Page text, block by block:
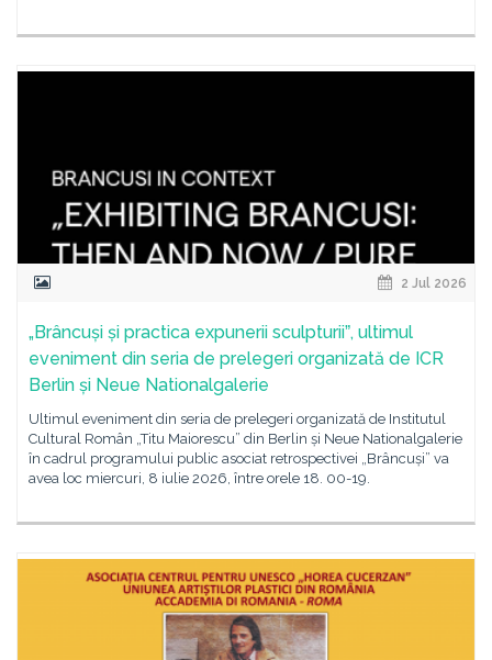
2 Jul 2026
„Brâncuși și practica expunerii sculpturiiˮ, ultimul
eveniment din seria de prelegeri organizată de ICR
Berlin și Neue Nationalgalerie
Ultimul eveniment din seria de prelegeri organizată de Institutul
Cultural Român „Titu Maiorescu” din Berlin și Neue Nationalgalerie
în cadrul programului public asociat retrospectivei „Brâncuși” va
avea loc miercuri, 8 iulie 2026, între orele 18. 00-19.